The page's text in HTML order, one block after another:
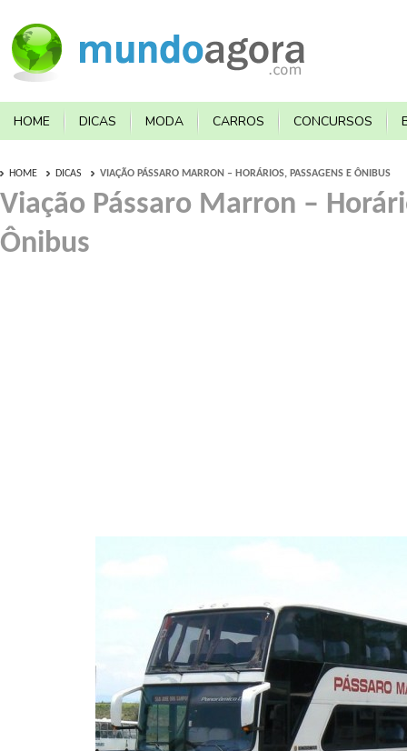
HOME DICAS MODA CARROS CONCURSOS
HOME DICAS VIAÇÃO PÁSSARO MARRON – HORÁRIOS, PASSAGENS E ÔNIBUS
Viação Pássaro Marron –
Ônibus